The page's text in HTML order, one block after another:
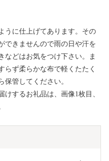
うに仕上げてあります。その
できませんので雨の日や汗を
などはお気をつけ下さい。ま
らず柔らかな布で軽くたたく
保管してください。
するお礼品は、画像1枚目、